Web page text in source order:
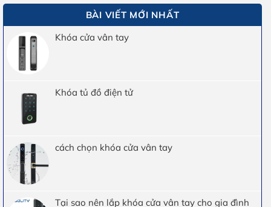
BÀI VIẾT MỚI NHẤT
Khóa cửa vân tay
Khóa tủ đồ điện tử
cách chọn khóa cửa vân tay
Tại sao nên lắp khóa cửa vân tay cho gia đình